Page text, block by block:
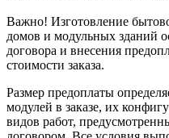
Важно! Изготовление
домов и модульных зданий
договора и внесения
стоимости заказа.
Размер предоплаты
модулей в заказе, их
видов работ,